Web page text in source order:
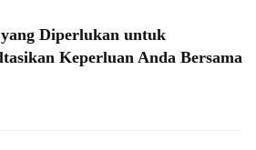
Diperlukan untuk
Keperluan Anda Bersama